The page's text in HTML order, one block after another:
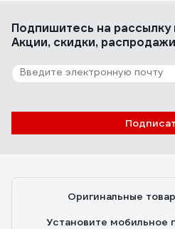
Подпишитесь на рассылку
Акции, скидки,
Оригинальные
Установите мобильное